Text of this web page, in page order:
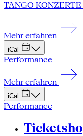
TANGO
Mehr erfahren
iCal
Performance
Mehr erfahren
iCal
Performance